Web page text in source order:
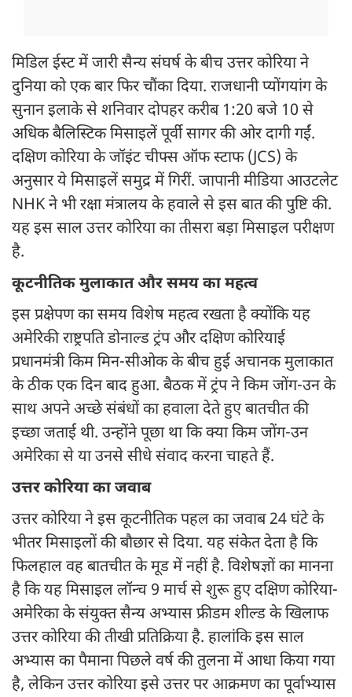
मिडिल ईस्ट में जारी सैन्य संघर्ष के बीच उत्तर कोरिया ने
दुनिया को एक बार फिर चौंका दिया. राजधानी प्योंगयांग के
सुनान इलाके से शनिवार दोपहर करीब 1:20 बजे 10 से
अधिक बैलिस्टिक मिसाइलें पूर्वी सागर की ओर दागी गईं.
दक्षिण कोरिया के जॉइंट चीफ्स ऑफ स्टाफ (JCS) के
अनुसार ये मिसाइलें समुद्र में गिरीं. जापानी मीडिया आउटलेट
NHK ने भी रक्षा मंत्रालय के हवाले से इस बात की पुष्टि की.
यह इस साल उत्तर कोरिया का तीसरा बड़ा मिसाइल परीक्षण
है.
कूटनीतिक मुलाकात और समय का महत्व
इस प्रक्षेपण का समय विशेष महत्व रखता है क्योंकि यह
अमेरिकी राष्ट्रपति डोनाल्ड ट्रंप और दक्षिण कोरियाई
प्रधानमंत्री किम मिन-सीओक के बीच हुई अचानक मुलाकात
के ठीक एक दिन बाद हुआ. बैठक में ट्रंप ने किम जोंग-उन के
साथ अपने अच्छे संबंधों का हवाला देते हुए बातचीत की
इच्छा जताई थी. उन्होंने पूछा था कि क्या किम जोंग-उन
अमेरिका से या उनसे सीधे संवाद करना चाहते हैं.
उत्तर कोरिया का जवाब
उत्तर कोरिया ने इस कूटनीतिक पहल का जवाब 24 घंटे के
भीतर मिसाइलों की बौछार से दिया. यह संकेत देता है कि
फिलहाल वह बातचीत के मूड में नहीं है. विशेषज्ञों का मानना
है कि यह मिसाइल लॉन्च 9 मार्च से शुरू हुए दक्षिण कोरिया-
अमेरिका के संयुक्त सैन्य अभ्यास फ्रीडम शील्ड के खिलाफ
उत्तर कोरिया की तीखी प्रतिक्रिया है. हालांकि इस साल
अभ्यास का पैमाना पिछले वर्ष की तुलना में आधा किया गया
है, लेकिन उत्तर कोरिया इसे उत्तर पर आक्रमण का पूर्वाभ्यास